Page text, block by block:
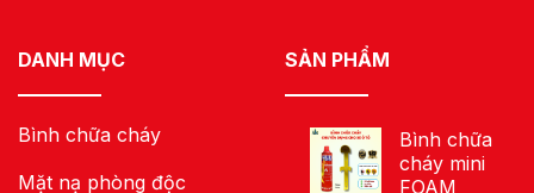
DANH MỤC
Bình chữa cháy
Mặt nạ phòng độc
SẢN PHẨM
Bình chữa
cháy mini
FOAM